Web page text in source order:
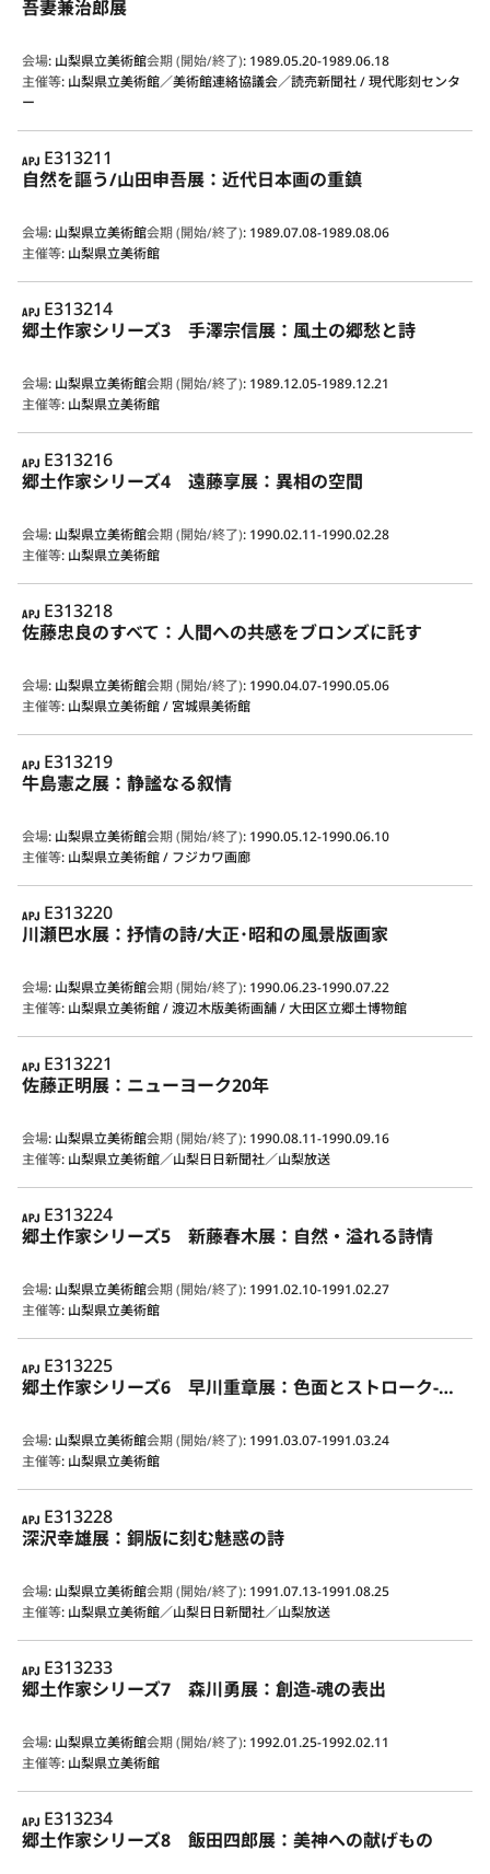
吾妻兼治郎展
会場: 山梨県立美術館会期 (開始/終了): 1989.05.20-1989.06.18
主催等: 山梨県立美術館／美術館連絡協議会／読売新聞社 / 現代彫刻センタ
ー
APJ
E313211
自然を謳う/山田申吾展：近代日本画の重鎮
会場: 山梨県立美術館会期 (開始/終了): 1989.07.08-1989.08.06
主催等: 山梨県立美術館
APJ
E313214
郷土作家シリーズ3 手澤宗信展：風土の郷愁と詩
会場: 山梨県立美術館会期 (開始/終了): 1989.12.05-1989.12.21
主催等: 山梨県立美術館
APJ
E313216
郷土作家シリーズ4 遠藤享展：異相の空間
会場: 山梨県立美術館会期 (開始/終了): 1990.02.11-1990.02.28
主催等: 山梨県立美術館
APJ
E313218
佐藤忠良のすべて：人間への共感をブロンズに託す
会場: 山梨県立美術館会期 (開始/終了): 1990.04.07-1990.05.06
主催等: 山梨県立美術館 / 宮城県美術館
APJ
E313219
牛島憲之展：静謐なる叙情
会場: 山梨県立美術館会期 (開始/終了): 1990.05.12-1990.06.10
主催等: 山梨県立美術館 / フジカワ画廊
APJ
E313220
川瀬巴水展：抒情の詩/大正･昭和の風景版画家
会場: 山梨県立美術館会期 (開始/終了): 1990.06.23-1990.07.22
主催等: 山梨県立美術館 / 渡辺木版美術画舗 / 大田区立郷土博物館
APJ
E313221
佐藤正明展：ニューヨーク20年
会場: 山梨県立美術館会期 (開始/終了): 1990.08.11-1990.09.16
主催等: 山梨県立美術館／山梨日日新聞社／山梨放送
APJ
E313224
郷土作家シリーズ5 新藤春木展：自然・溢れる詩情
会場: 山梨県立美術館会期 (開始/終了): 1991.02.10-1991.02.27
主催等: 山梨県立美術館
APJ
E313225
郷土作家シリーズ6 早川重章展：色面とストローク-せめぎあう空間
会場: 山梨県立美術館会期 (開始/終了): 1991.03.07-1991.03.24
主催等: 山梨県立美術館
APJ
E313228
深沢幸雄展：銅版に刻む魅惑の詩
会場: 山梨県立美術館会期 (開始/終了): 1991.07.13-1991.08.25
主催等: 山梨県立美術館／山梨日日新聞社／山梨放送
APJ
E313233
郷土作家シリーズ7 森川勇展：創造-魂の表出
会場: 山梨県立美術館会期 (開始/終了): 1992.01.25-1992.02.11
主催等: 山梨県立美術館
APJ
E313234
郷土作家シリーズ8 飯田四郎展：美神への献げもの